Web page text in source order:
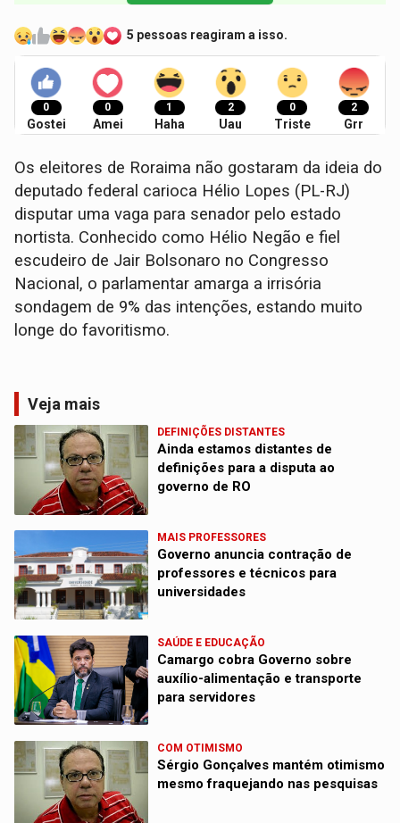
5 pessoas reagiram a isso.
0
Gostei
0
Amei
1
Haha
2
Uau
0
Triste
2
Grr
Os eleitores de Roraima não gostaram da ideia do
deputado federal carioca Hélio Lopes (PL-RJ)
disputar uma vaga para senador pelo estado
nortista. Conhecido como Hélio Negão e fiel
escudeiro de Jair Bolsonaro no Congresso
Nacional, o parlamentar amarga a irrisória
sondagem de 9% das intenções, estando muito
longe do favoritismo.
Veja mais
DEFINIÇÕES DISTANTES
Ainda estamos distantes de
definições para a disputa ao
governo de RO
MAIS PROFESSORES
Governo anuncia contração de
professores e técnicos para
universidades
SAÚDE E EDUCAÇÃO
Camargo cobra Governo sobre
auxílio-alimentação e transporte
para servidores
COM OTIMISMO
Sérgio Gonçalves mantém otimismo
mesmo fraquejando nas pesquisas